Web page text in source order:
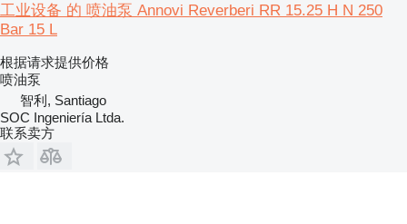
工业设备 的 喷油泵 Annovi Reverberi RR 15.25 H N 250
Bar 15 L
根据请求提供价格
喷油泵
智利, Santiago
SOC Ingeniería Ltda.
联系卖方